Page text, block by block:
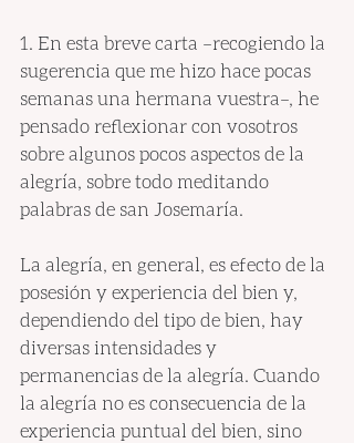
1. En esta breve carta –recogiendo la
sugerencia que me hizo hace pocas
semanas una hermana vuestra–, he
pensado reflexionar con vosotros
sobre algunos pocos aspectos de la
alegría, sobre todo meditando
palabras de san Josemaría.
La alegría, en general, es efecto de la
posesión y experiencia del bien y,
dependiendo del tipo de bien, hay
diversas intensidades y
permanencias de la alegría. Cuando
la alegría no es consecuencia de la
experiencia puntual del bien, sino